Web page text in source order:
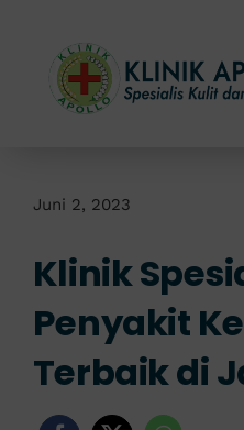
content
Info
Juni 2, 2023
Klinik
Penyakit
Terbaik di